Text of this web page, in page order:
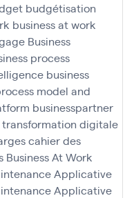
budgétisation
business at work
Business
process
business
model and
businesspartner
digitale
cahier des
At Work
Applicative
Applicative